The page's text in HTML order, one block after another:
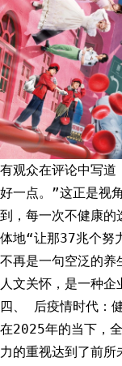
有观众在评论中写道
好一点。”这正是视
到，每一次不健康
体地“让那37兆个努
不再是一句空泛的养
人文关怀，是一种企
四、 后疫情时代：
在2025年的当下，
力的重视达到了前所